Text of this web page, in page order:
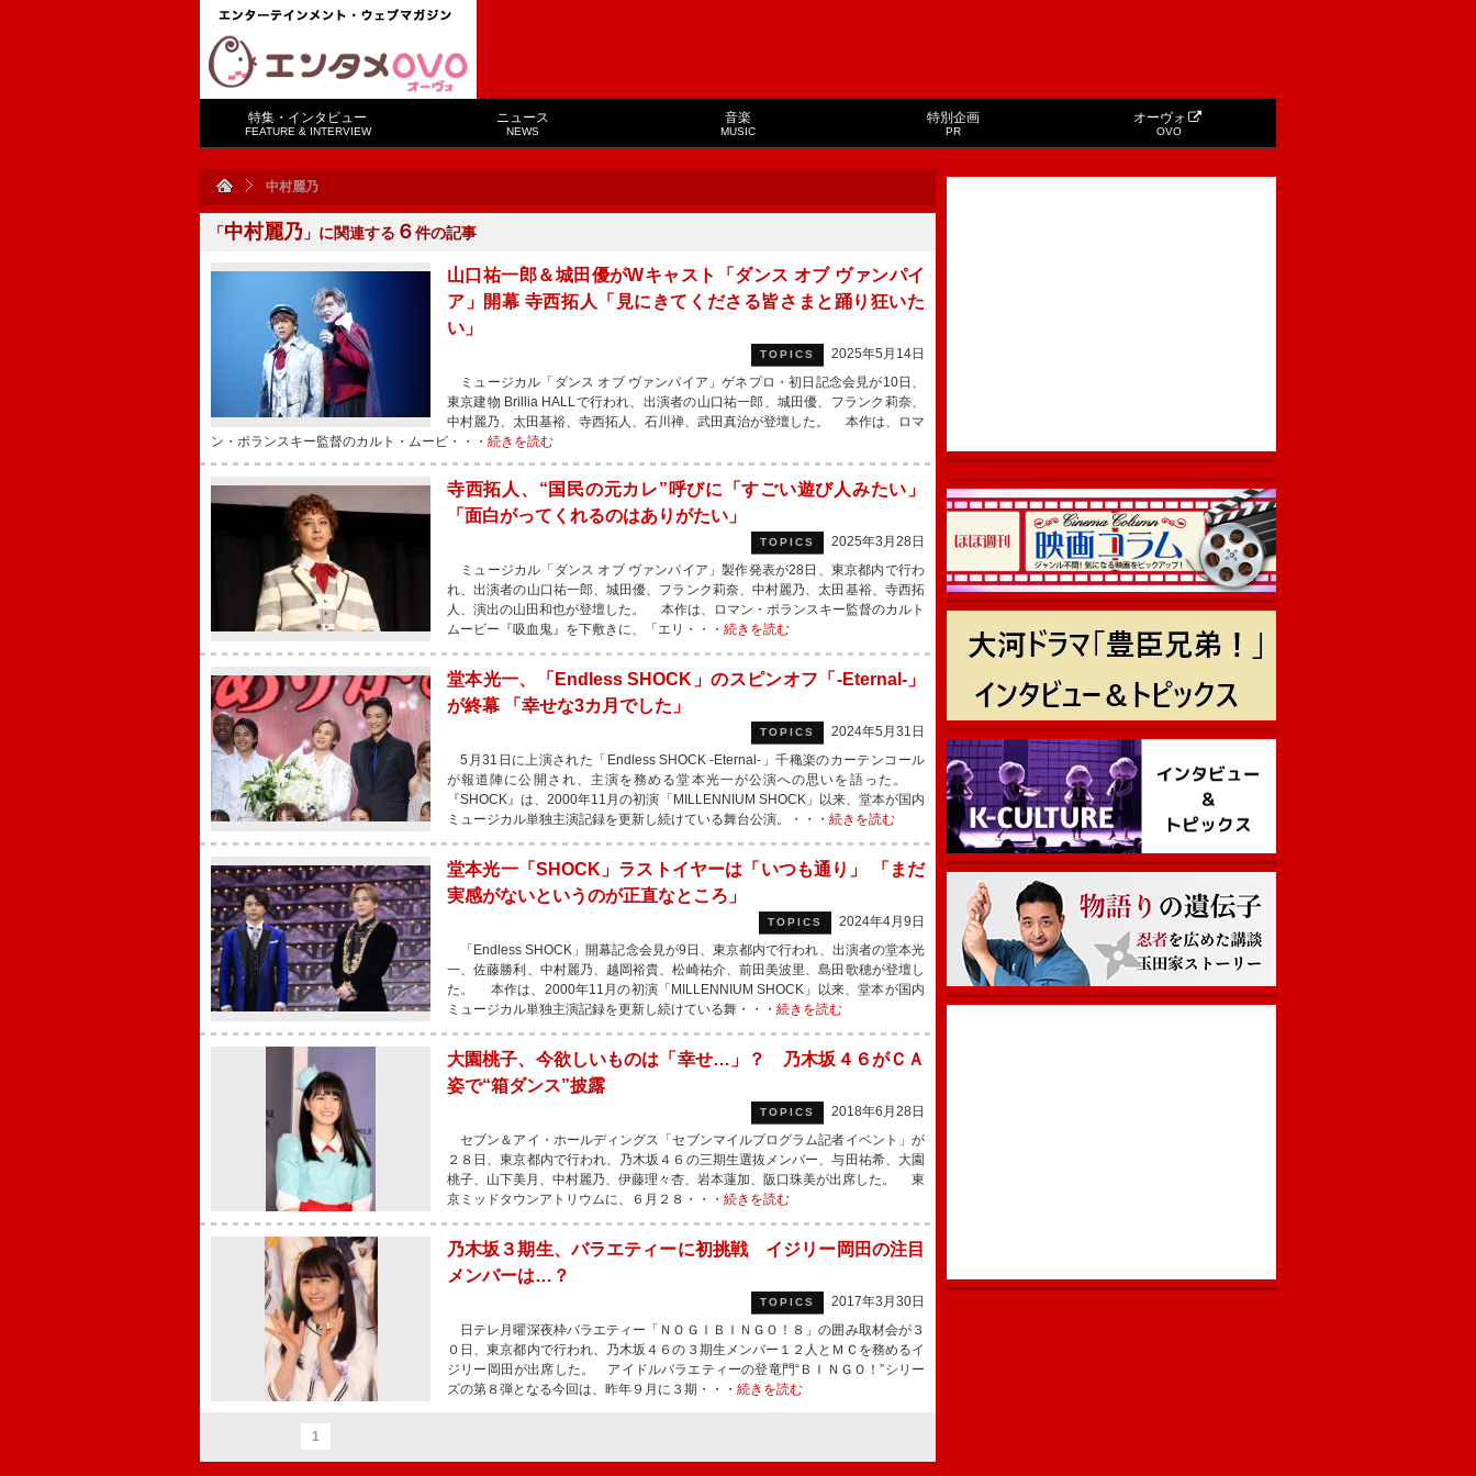
特集・インタビュー
FEATURE & INTERVIEW
ニュース
NEWS
音楽
MUSIC
特別企画
PR
オーヴォ
OVO
中村麗乃
「中村麗乃 」に関連する ６件の記事
山口祐一郎＆城田優がWキャスト「ダンス オブ ヴァンパイ
ア」開幕 寺西拓人「見にきてくださる皆さまと踊り狂いた
い」
TOPICS
2025年5月14日
ミュージカル「ダンス オブ ヴァンパイア」ゲネプロ・初日記念会見が10日、
東京建物 Brillia HALLで行われ、出演者の山口祐一郎、城田優、フランク莉奈、
中村麗乃、太田基裕、寺西拓人、石川禅、武田真治が登壇した。 本作は、ロマ
ン・ポランスキー監督のカルト・ムービ・・・ 続きを読む
寺西拓人、“国民の元カレ”呼びに「すごい遊び人みたい」
「面白がってくれるのはありがたい」
TOPICS
2025年3月28日
ミュージカル「ダンス オブ ヴァンパイア」製作発表が28日、東京都内で行わ
れ、出演者の山口祐一郎、城田優、フランク莉奈、中村麗乃、太田基裕、寺西拓
人、演出の山田和也が登壇した。 本作は、ロマン・ポランスキー監督のカルト
ムービー『吸血鬼』を下敷きに、「エリ・・・ 続きを読む
堂本光一、「Endless SHOCK」のスピンオフ「‐Eternal‐」
が終幕 「幸せな3カ月でした」
TOPICS
2024年5月31日
5月31日に上演された「Endless SHOCK ‐Eternal‐」千穐楽のカーテンコール
が報道陣に公開され、主演を務める堂本光一が公演への思いを語った。
『SHOCK』は、2000年11月の初演「MILLENNIUM SHOCK」以来、堂本が国内
ミュージカル単独主演記録を更新し続けている舞台公演。・・・ 続きを読む
堂本光一「SHOCK」ラストイヤーは「いつも通り」 「まだ
実感がないというのが正直なところ」
TOPICS
2024年4月9日
「Endless SHOCK」開幕記念会見が9日、東京都内で行われ、出演者の堂本光
一、佐藤勝利、中村麗乃、越岡裕貴、松崎祐介、前田美波里、島田歌穂が登壇し
た。 本作は、2000年11月の初演「MILLENNIUM SHOCK」以来、堂本が国内
ミュージカル単独主演記録を更新し続けている舞・・・ 続きを読む
大園桃子、今欲しいものは「幸せ…」？ 乃木坂４６がＣＡ
姿で“箱ダンス”披露
TOPICS
2018年6月28日
セブン＆アイ・ホールディングス「セブンマイルプログラム記者イベント」が
２８日、東京都内で行われ、乃木坂４６の三期生選抜メンバー、与田祐希、大園
桃子、山下美月、中村麗乃、伊藤理々杏、岩本蓮加、阪口珠美が出席した。 東
京ミッドタウンアトリウムに、６月２８・・・ 続きを読む
乃木坂３期生、バラエティーに初挑戦 イジリー岡田の注目
メンバーは…？
TOPICS
2017年3月30日
日テレ月曜深夜枠バラエティー「ＮＯＧＩＢＩＮＧＯ！８」の囲み取材会が３
０日、東京都内で行われ、乃木坂４６の３期生メンバー１２人とＭＣを務めるイ
ジリー岡田が出席した。 アイドルバラエティーの登竜門“ＢＩＮＧＯ！”シリー
ズの第８弾となる今回は、昨年９月に３期・・・ 続きを読む
1